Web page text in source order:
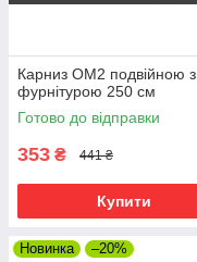
Карниз ОМ2 подвійною з
фурнітурою 250 см
Готово до відправки
353 ₴ 441 ₴
Купити
Новинка –20%